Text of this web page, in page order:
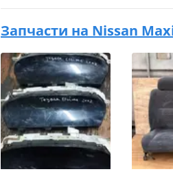
Запчасти на Nissan